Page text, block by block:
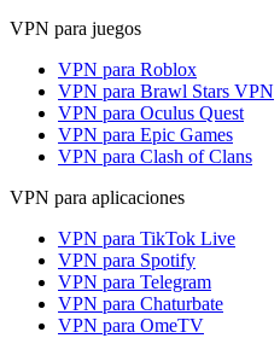
VPN para juegos
VPN para Roblox
VPN para Brawl Stars VPN
VPN para Oculus Quest
VPN para Epic Games
VPN para Clash of Clans
VPN para aplicaciones
VPN para TikTok Live
VPN para Spotify
VPN para Telegram
VPN para Chaturbate
VPN para OmeTV